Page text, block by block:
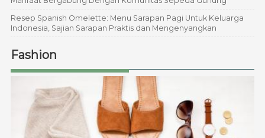
Resep Spanish Omelette: Menu Sarapan Pagi Untuk Keluarga
Indonesia, Sajian Sarapan Praktis dan Mengenyangkan
Fashion